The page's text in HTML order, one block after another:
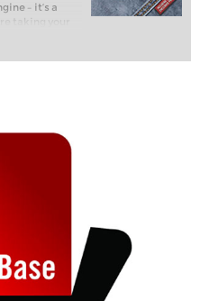
– it’s a
taking your
or already
you can
and with a
before.